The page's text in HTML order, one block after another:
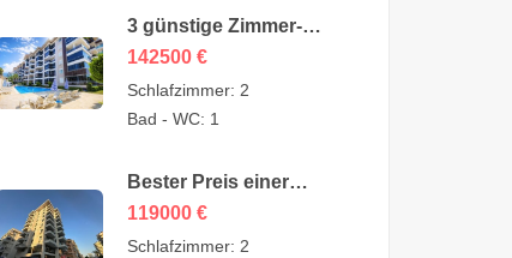
3 günstige Zimmer-
Garten-Duplex zum
Verkauf in Kestel Alanya
142.500 Euro
142500 €
Schlafzimmer: 2
Bad - WC: 1
Bester Preis einer
günstigen 3-Zimmer-
Wohnung zum Verkauf
119000 €
Schlafzimmer: 2